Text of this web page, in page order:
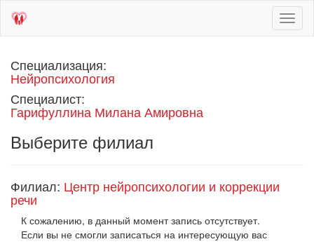
Специализация:
Нейропсихология
Специалист:
Гарифуллина Милана Амировна
Выберите филиал
Филиал: Центр нейропсихологии и коррекции
речи
К сожалению, в данный момент запись отсутствует.
Если вы не смогли записаться на интересующую вас